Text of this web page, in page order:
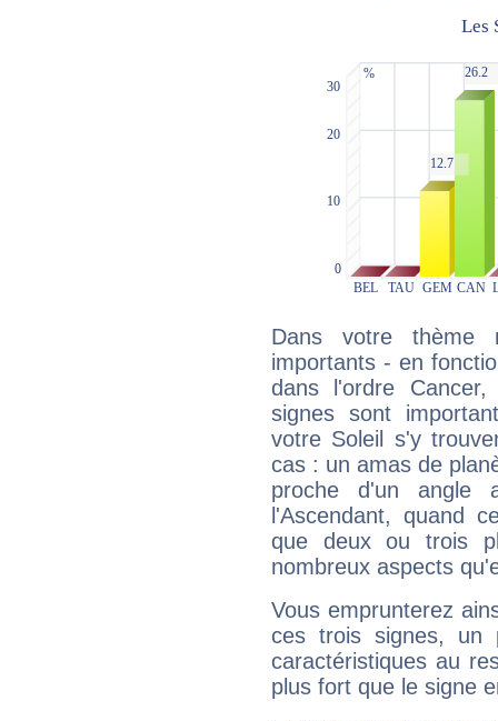
Dans votre thème
importants - en
dans l'ordre
signes sont
votre Soleil s'y
cas : un amas de
proche d'un
l'Ascendant, quand
que deux ou trois
nombreux aspects
Vous emprunterez
ces trois signes, un
caractéristiques au
plus fort que le signe